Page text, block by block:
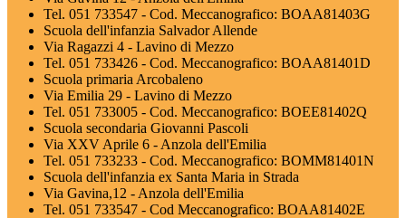
Tel. 051 733547 - Cod. Meccanografico: BOAA81403G
Scuola dell'infanzia Salvador Allende
Via Ragazzi 4 - Lavino di Mezzo
Tel. 051 733426 - Cod. Meccanografico: BOAA81401D
Scuola primaria Arcobaleno
Via Emilia 29 - Lavino di Mezzo
Tel. 051 733005 - Cod. Meccanografico: BOEE81402Q
Scuola secondaria Giovanni Pascoli
Via XXV Aprile 6 - Anzola dell'Emilia
Tel. 051 733233 - Cod. Meccanografico: BOMM81401N
Scuola dell'infanzia ex Santa Maria in Strada
Via Gavina,12 - Anzola dell'Emilia
Tel. 051 733547 - Cod Meccanografico: BOAA81402E